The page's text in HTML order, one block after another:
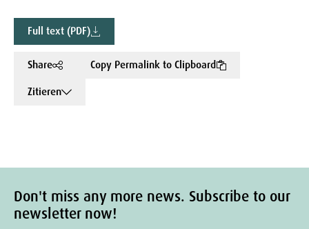
Full text (PDF)
Share
Copy Permalink to Clipboard
Zitieren
Don't miss any more news. Subscribe to our
newsletter now!